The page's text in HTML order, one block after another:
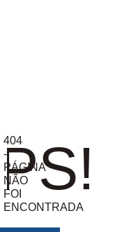
404
-
PÁGINA
NÃO
FOI
ENCONTRADA